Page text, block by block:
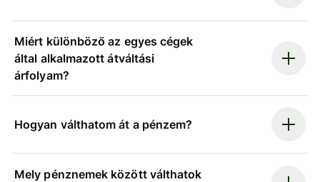
Miért különböző az egyes cégek
által alkalmazott átváltási
árfolyam?
Hogyan válthatom át a pénzem?
Mely pénznemek között válthatok